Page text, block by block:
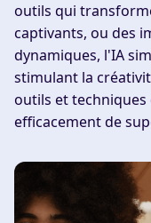
outils qui
captivants, ou des
dynamiques, l'IA
stimulant la
outils et
efficacement de